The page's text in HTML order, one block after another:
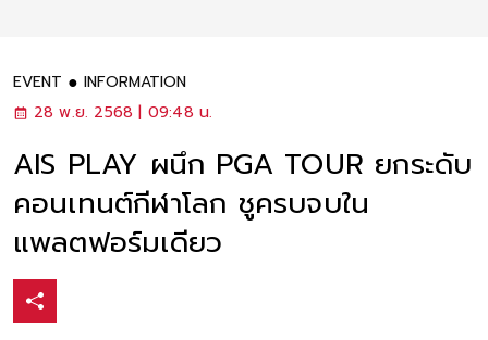
EVENT
INFORMATION
28 พ.ย. 2568 | 09:48 น.
AIS PLAY ผนึก PGA TOUR ยกระดับ
คอนเทนต์กีฬาโลก ชูครบจบใน
แพลตฟอร์มเดียว